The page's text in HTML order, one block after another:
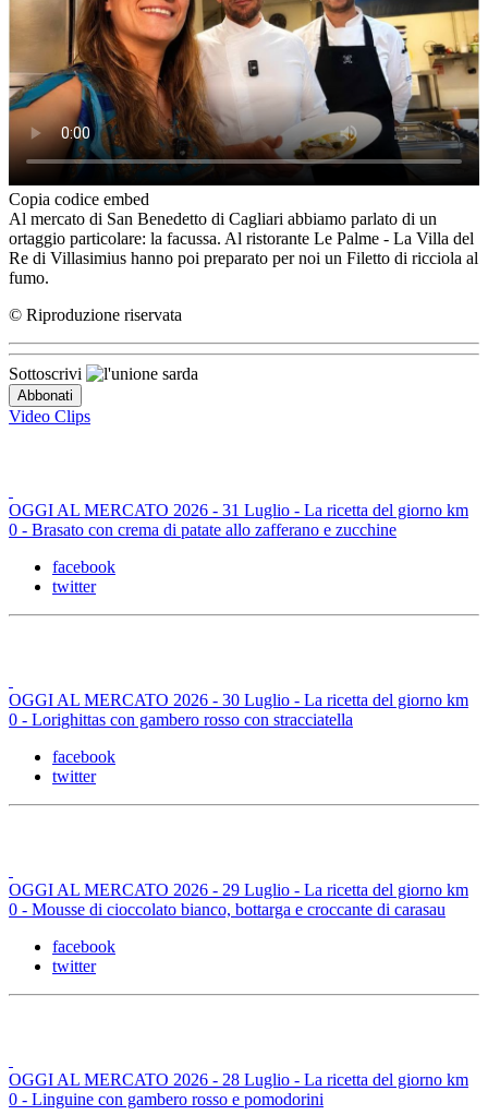
Copia codice embed
Al mercato di San Benedetto di Cagliari abbiamo parlato di un
ortaggio particolare: la facussa. Al ristorante Le Palme - La Villa del
Re di Villasimius hanno poi preparato per noi un Filetto di ricciola al
fumo.
© Riproduzione riservata
Sottoscrivi
Video Clips
OGGI AL MERCATO 2026 - 31 Luglio - La ricetta del giorno km
0 - Brasato con crema di patate allo zafferano e zucchine
facebook
twitter
OGGI AL MERCATO 2026 - 30 Luglio - La ricetta del giorno km
0 - Lorighittas con gambero rosso con stracciatella
facebook
twitter
OGGI AL MERCATO 2026 - 29 Luglio - La ricetta del giorno km
0 - Mousse di cioccolato bianco, bottarga e croccante di carasau
facebook
twitter
OGGI AL MERCATO 2026 - 28 Luglio - La ricetta del giorno km
0 - Linguine con gambero rosso e pomodorini